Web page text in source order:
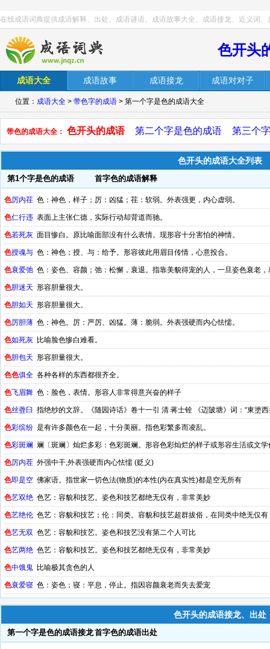
在线成语词典提供成语解释、出处、成语谜语、成语故事大全、成语接龙、近义词、
色开头
成语大全 成语故事 成语接龙 成语对对子
位置： 成语大全 > 带色字的成语 > 第一个字是色的成语大全
带色的成语大全： 色开头的成语 第二个字是色的成语 第三个
色开头的成语大全列表
第1个字是色的成语 首字色的成语解释
色厉内荏 色：神色，样子；厉：凶猛；荏：软弱。外表强更，内心虚弱。
色仁行违 表面上主张仁德，实际行动却背道而驰。
色若死灰 面目惨白。原比喻面部没有什么表情。现形容十分害怕的神情。
色授魂与 色：神色；授、与：给予。形容彼此用眉目传情，心意投合。
色衰爱弛 色：姿色、容颜；弛：松懈，衰退。指靠美貌得宠的人，一旦姿色衰老
色胆迷天 形容胆量很大。
色胆如天 形容胆量很大。
色厉胆薄 色：神色。厉：严厉、凶猛。薄：脆弱。外表强硬而内心怯懦。
色如死灰 比喻脸色惨白难看。
色胆包天 形容胆量很大。
色色俱全 各种各样的东西都很齐全。
色飞眉舞 色：脸色，表情。形容人非常得意兴奋的样子
色丝虀臼 指绝纱的文辞。《随园诗话》卷十一引 清 蒋士铨 《迈陂塘》词：“東塗
色彩缤纷 是有许多颜色在一起，十分美丽。指色彩繁多而凌乱。
色彩斑斓 斓〔斑斓〕灿烂多彩：色彩斑斓。形容色彩灿烂的样子或形容生活或文
色厉内茬 外强中干,外表强硬而内心怯懦 (贬义)
色即是空 佛家语。指世家一切色法(物质)的本性(内在真实性)都是空无所有
色艺双绝 色艺：容貌和技艺。姿色和技艺都绝无仅有，非常美妙
色艺绝伦 色艺：容貌和技艺；伦：同类。容貌和技艺超群拔俗，在同类中绝无仅有
色艺无双 色艺：容貌和技艺。姿色和技艺没有第二个人可比
色艺两绝 色艺：容貌和技艺。姿色和技艺都绝无仅有，非常美妙
色中饿鬼 比喻极其贪色的人
色衰爱寝 色：姿色；寝：平息，停止。指因容颜衰老而失去爱宠
色开头的成语接龙、出处
第一个字是色的成语接龙首字色的成语出处